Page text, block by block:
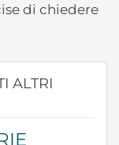
di chiedere
ALTRI